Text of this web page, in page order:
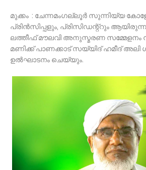
മുക്കം : ചേന്നമംഗല്ലൂർ സുന്നിയ്യ
പ്രിൻസിപ്പളും, പ്രിസിഡന്റ്റും
ലത്തീഫ് മൗലവി അനുസ്മരണ സമ്മേളനം
മണിക്ക് പാണക്കാട് സയ്യിദ് ഹമീദ്
ഉൽഘാടനം ചെയ്യും.